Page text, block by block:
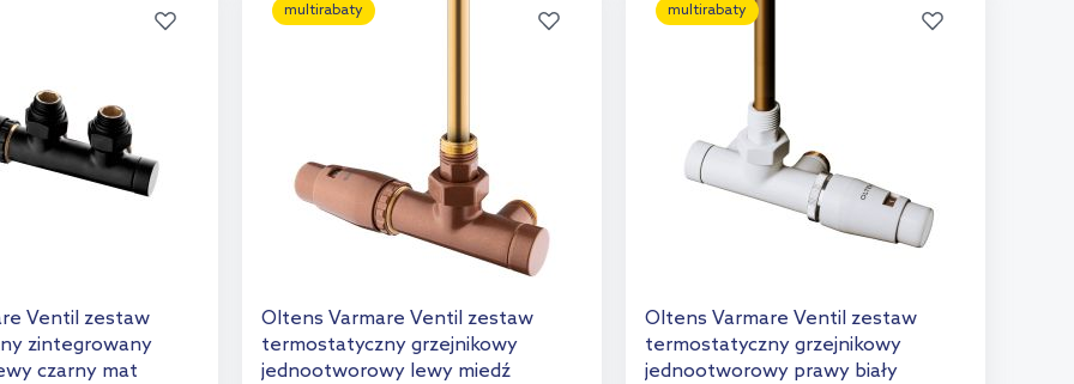
Ventil zestaw
zintegrowany
czarny mat
multirabaty
Oltens Varmare Ventil zestaw
termostatyczny grzejnikowy
jednootworowy lewy miedź
multirabaty
Oltens Varmare Ventil zestaw
termostatyczny grzejnikowy
jednootworowy prawy biały